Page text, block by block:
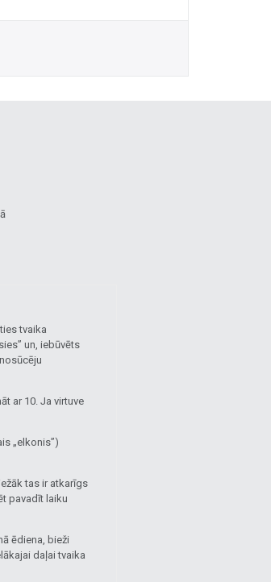
tvaika
un, iebūvēts
ar 10. Ja virtuve
„elkonis”)
tas ir atkarīgs
pavadīt laiku
ēdiena, bieži
daļai tvaika